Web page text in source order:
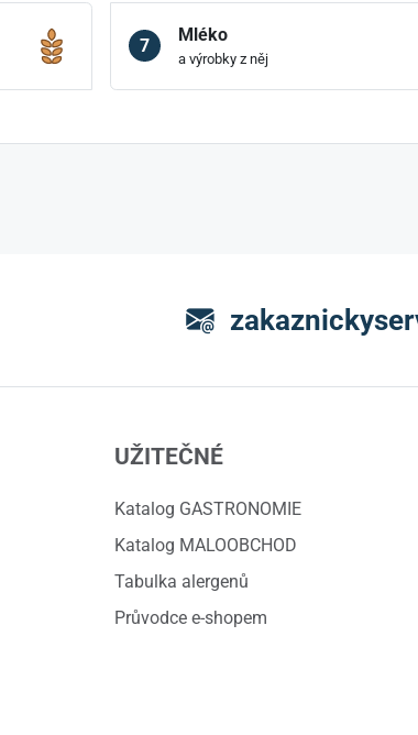
7
Mléko
a výrobky z něj
UŽITEČNÉ
Katalog GASTRONOMIE
Katalog MALOOBCHOD
Tabulka alergenů
Průvodce e-shopem